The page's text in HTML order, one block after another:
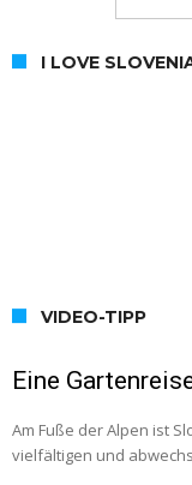
I LOVE
VIDEO-TIPP
Eine
Am Fuße der Alpen ist
vielfältigen und